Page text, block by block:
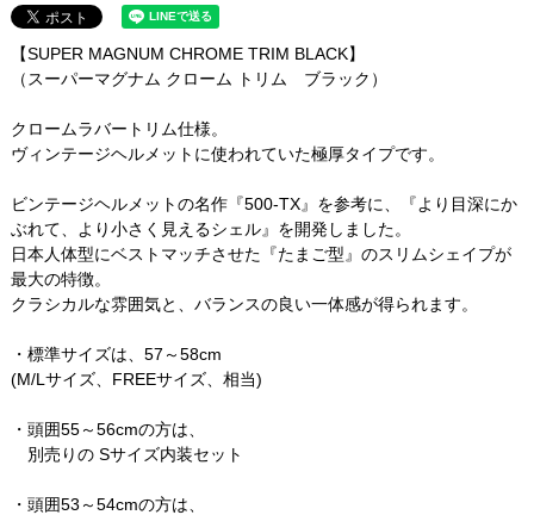
【SUPER MAGNUM CHROME TRIM BLACK】
（スーパーマグナム クローム トリム ブラック）
クロームラバートリム仕様。
ヴィンテージヘルメットに使われていた極厚タイプです。
ビンテージヘルメットの名作『500-TX』を参考に、『より目深にか
ぶれて、より小さく見えるシェル』を開発しました。
日本人体型にベストマッチさせた『たまご型』のスリムシェイプが
最大の特徴。
クラシカルな雰囲気と、バランスの良い一体感が得られます。
・標準サイズは、57～58cm
(M/Lサイズ、FREEサイズ、相当)
・頭囲55～56cmの方は、
別売りの Sサイズ内装セット
・頭囲53～54cmの方は、